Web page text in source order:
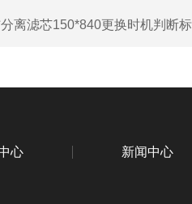
离滤芯150*840更换时机判断
心 新闻中心